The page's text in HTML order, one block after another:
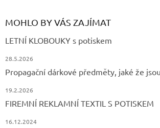
MOHLO BY VÁS ZAJÍMAT
LETNÍ KLOBOUKY s potiskem
28.5.2026
Propagační dárkové předměty, jaké že
19.2.2026
FIREMNÍ REKLAMNÍ TEXTIL S POTISKEM
16.12.2024